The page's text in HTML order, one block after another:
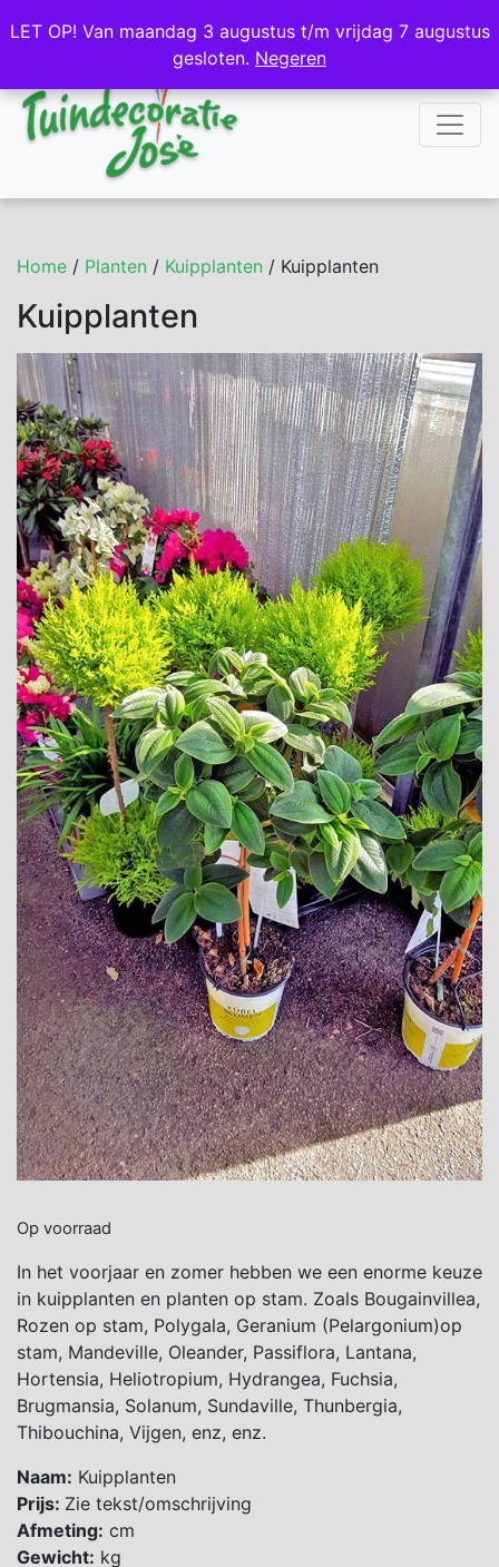
NL DE
Home / Planten / Kuipplanten / Kuipplanten
Kuipplanten
Op voorraad
In het voorjaar en zomer hebben we een enorme keuze
in kuipplanten en planten op stam. Zoals Bougainvillea,
Rozen op stam, Polygala, Geranium (Pelargonium)op
stam, Mandeville, Oleander, Passiflora, Lantana,
Hortensia, Heliotropium, Hydrangea, Fuchsia,
Brugmansia, Solanum, Sundaville, Thunbergia,
Thibouchina, Vijgen, enz, enz.
Naam: Kuipplanten
Prijs: Zie tekst/omschrijving
Afmeting: cm
Gewicht: kg
LET OP! Van maandag 3 augustus t/m vrijdag 7 augustus
gesloten. Negeren
LET OP! Van maandag 3 augustus t/m vrijdag 7 augustus
gesloten. Negeren